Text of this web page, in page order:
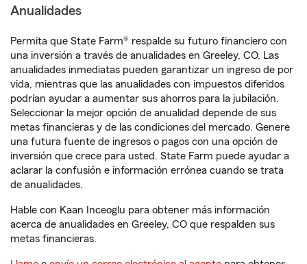
Anualidades
Permita que State Farm® respalde su futuro financiero con
una inversión a través de anualidades en Greeley, CO. Las
anualidades inmediatas pueden garantizar un ingreso de por
vida, mientras que las anualidades con impuestos diferidos
podrían ayudar a aumentar sus ahorros para la jubilación.
Seleccionar la mejor opción de anualidad depende de sus
metas financieras y de las condiciones del mercado. Genere
una futura fuente de ingresos o pagos con una opción de
inversión que crece para usted. State Farm puede ayudar a
aclarar la confusión e información errónea cuando se trata
de anualidades.
Hable con Kaan Inceoglu para obtener más información
acerca de anualidades en Greeley, CO que respalden sus
metas financieras.